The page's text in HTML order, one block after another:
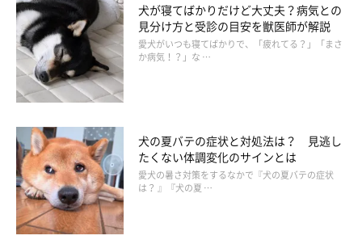
クッシング症候群を患っている場合（ホルモンの病気。体
内のコルチゾールが増えることで、多食傾向に）
ステロイドの内服薬で病気の治療をしているとき
糖尿病を患っている場合（糖尿病になるとインスリンが足
りず、上手く栄養が取り込めないため、多食傾向に）
などの原因があるのかもしれません。
犬が寝てばかりだけど大丈夫？病気との
見分け方と受診の目安を獣医師が解説
愛犬がいつも寝てばかりで、「疲れてる？」「まさ
か病気！？」な …
犬の夏バテの症状と対処法は？ 見逃し
たくない体調変化のサインとは
愛犬の暑さ対策をするなかで『犬の夏バテの症状
は？ 』『犬の夏 …